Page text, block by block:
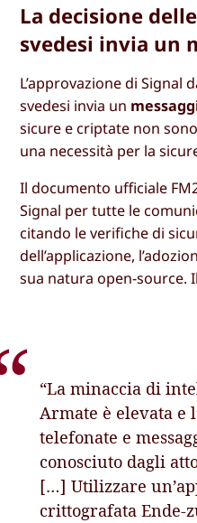
La decisione
svedesi invia un
L’approvazione di Signal
svedesi invia un
sicure e criptate non
una necessità per la
Il documento ufficiale
Signal per tutte le
citando le verifiche di
dell’applicazione,
sua natura open-source.
“La minaccia di
Armate è elevata e
telefonate e
conosciuto dagli
[…] Utilizzare
crittografata Ende-